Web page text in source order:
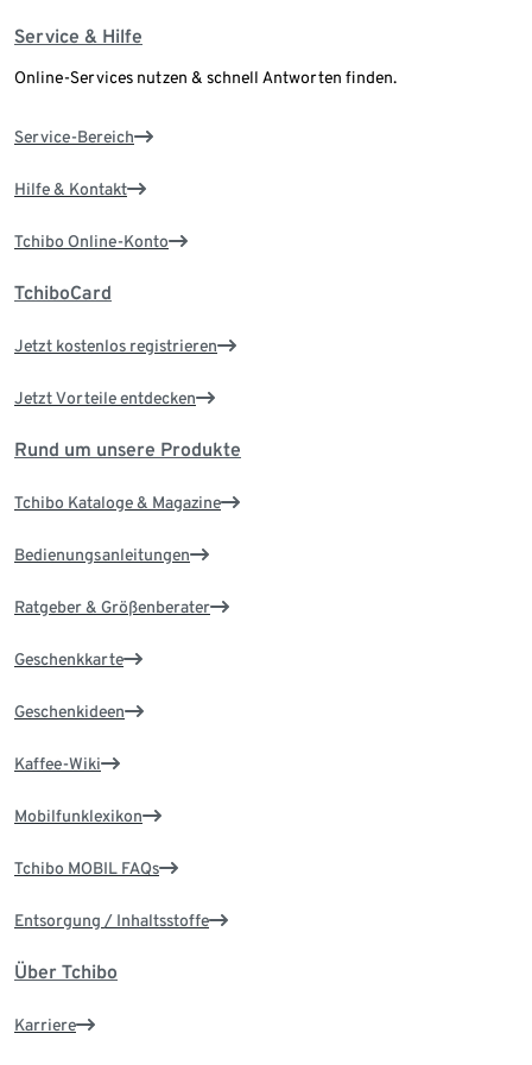
Service & Hilfe
Online-Services nutzen & schnell Antworten finden.
Service-Bereich
Hilfe & Kontakt
Tchibo Online-Konto
TchiboCard
Jetzt kostenlos registrieren
Jetzt Vorteile entdecken
Rund um unsere Produkte
Tchibo Kataloge & Magazine
Bedienungsanleitungen
Ratgeber & Größenberater
Geschenkkarte
Geschenkideen
Kaffee-Wiki
Mobilfunklexikon
Tchibo MOBIL FAQs
Entsorgung / Inhaltsstoffe
Über Tchibo
Karriere